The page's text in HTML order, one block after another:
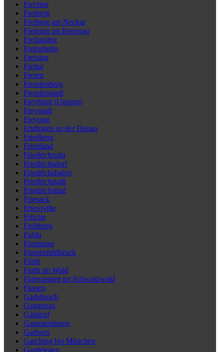
Frechen
Freiberg
Freiberg am Neckar
Freiburg im Breisgau
Freilassing
Freinsheim
Freising
Freital
Freren
Freudenberg
Freudenstadt
Freyburg (Unstrut)
Freystadt
Freyung
Fridingen an der Donau
Friedberg
Friedland
Friedrichroda
Friedrichsdorf
Friedrichshafen
Friedrichstadt
Friedrichsthal
Friesack
Friesoythe
Fritzlar
Frohburg
Fulda
Fürstenau
Fürstenfeldbruck
Fürth
Furth im Wald
Furtwangen im Schwarzwald
Füssen
Gadebusch
Gaggenau
Gaildorf
Gammertingen
Garbsen
Garching bei München
Gardelegen